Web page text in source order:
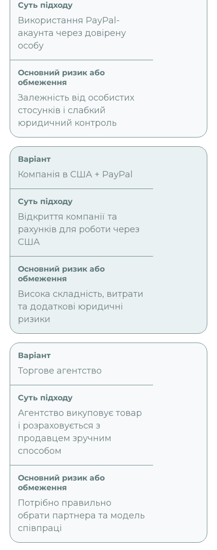
Використання PayPal-
акаунта через довірену
особу
Залежність від особистих
стосунків і слабкий
юридичний контроль
Компанія в США + PayPal
Відкриття компанії та
рахунків для роботи через
США
Висока складність, витрати
та додаткові юридичні
ризики
Торгове агентство
Агентство викуповує товар
і розраховується з
продавцем зручним
способом
Потрібно правильно
обрати партнера та модель
співпраці